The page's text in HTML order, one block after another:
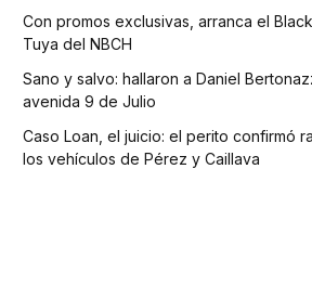
Con promos exclusivas, arranca el
Tuya del NBCH
Sano y salvo: hallaron a Daniel
avenida 9 de Julio
Caso Loan, el juicio: el perito confirmó
los vehículos de Pérez y Caillava